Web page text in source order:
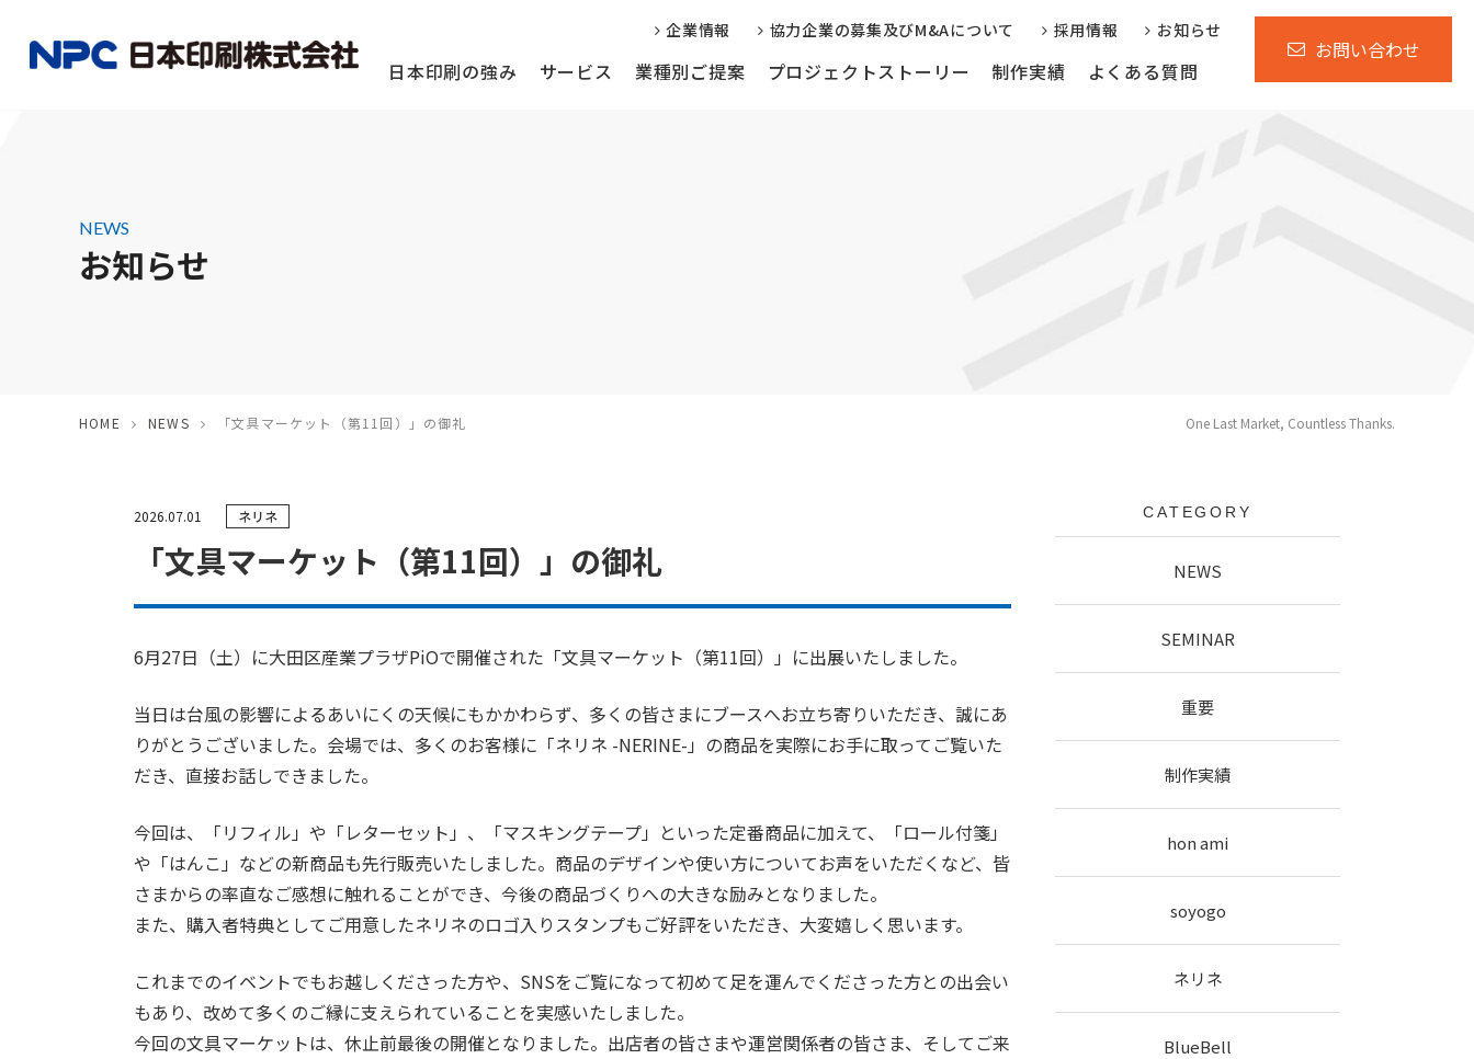
企業情報 協力企業の募集及びM&Aについて 採用情報 お知らせ
日本印刷の強み サービス
定期刊行物
クリエイティブデザイン 広報誌
業種別ご提案 プロジェクトストーリー 制作実績 よくある質問
お問い合わせ
One Last Market, Countless Thanks.
NEWS
お知らせ
HOME NEWS 「文具マーケット（第11回）」の御礼
2026.07.01 ネリネ
「文具マーケット（第11回）」の御礼
6月27日（土）に大田区産業プラザPiOで開催された「文具マーケット（第11回）」に出展いたしました。
当日は台風の影響によるあいにくの天候にもかかわらず、多くの皆さまにブースへお立ち寄りいただき、誠にあ
りがとうございました。会場では、多くのお客様に「ネリネ -NERINE-」の商品を実際にお手に取ってご覧いた
だき、直接お話しできました。
今回は、「リフィル」や「レターセット」、「マスキングテープ」といった定番商品に加えて、「ロール付箋」
や「はんこ」などの新商品も先行販売いたしました。商品のデザインや使い方についてお声をいただくなど、皆
さまからの率直なご感想に触れることができ、今後の商品づくりへの大きな励みとなりました。
また、購入者特典としてご用意したネリネのロゴ入りスタンプもご好評をいただき、大変嬉しく思います。
これまでのイベントでもお越しくださった方や、SNSをご覧になって初めて足を運んでくださった方との出会い
もあり、改めて多くのご縁に支えられていることを実感いたしました。
今回の文具マーケットは、休止前最後の開催となりました。出店者の皆さまや運営関係者の皆さま、そしてご来
CATEGORY
NEWS
SEMINAR
重要
制作実績
hon ami
soyogo
ネリネ
BlueBell